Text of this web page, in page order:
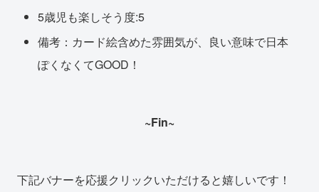
5歳児も楽しそう度:5
備考：カード絵含めた雰囲気が、良い意味で日本
ぽくなくてGOOD！
~Fin~
下記バナーを応援クリックいただけると嬉しいです！